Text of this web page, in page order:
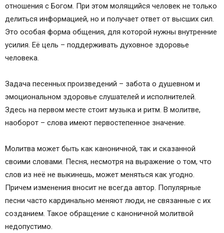
отношения с Богом. При этом молящийся человек не только
делиться информацией, но и получает ответ от высших сил.
Это особая форма общения, для которой нужны внутренние
усилия. Её цель – поддерживать духовное здоровье
человека.
Задача песенных произведений – забота о душевном и
эмоциональном здоровье слушателей и исполнителей.
Здесь на первом месте стоит музыка и ритм. В молитве,
наоборот – слова имеют первостепенное значение.
Молитва может быть как каноничной, так и сказанной
своими словами. Песня, несмотря на выражение о том, что
слов из неё не выкинешь, может меняться как угодно.
Причем изменения вносит не всегда автор. Популярные
песни часто кардинально меняют люди, не связанные с их
созданием. Такое обращение с каноничной молитвой
недопустимо.